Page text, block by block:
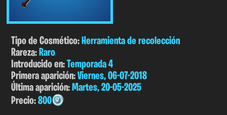
Tipo de Cosmético:Herramienta de recolección
Rareza:Raro
Introducido en:Temporada 4
Primera aparición:Viernes, 06-07-2018
Última aparición:Martes, 20-05-2025
Precio:800